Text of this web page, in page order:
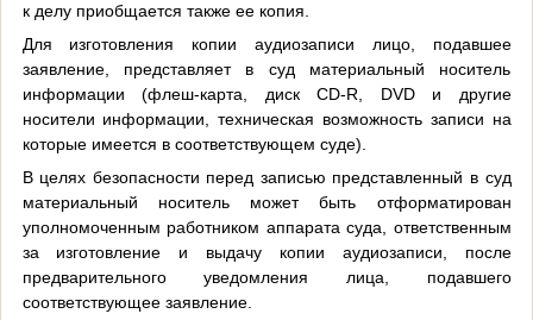
к делу приобщается также ее копия.
Для изготовления копии аудиозаписи лицо, подавшее
заявление, представляет в суд материальный носитель
информации (флеш-карта, диск CD-R, DVD и другие
носители информации, техническая возможность записи на
которые имеется в соответствующем суде).
В целях безопасности перед записью представленный в суд
материальный носитель может быть отформатирован
уполномоченным работником аппарата суда, ответственным
за изготовление и выдачу копии аудиозаписи, после
предварительного уведомления лица, подавшего
соответствующее заявление.